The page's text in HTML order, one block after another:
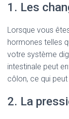
1. Les
Lorsque vous
hormones telles
votre système
intestinale peut
côlon, ce qui
2. La